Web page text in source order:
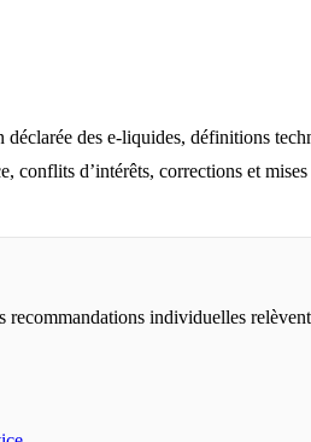
des e‑liquides, définitions
conflits d’intérêts, corrections et
individuelles